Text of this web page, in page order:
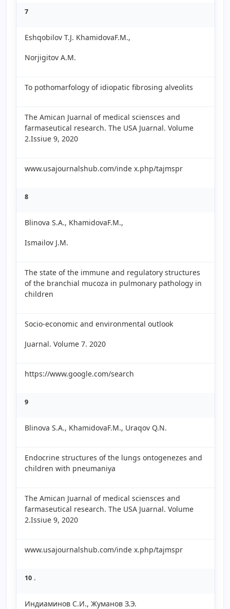
7
Eshqobilov T.J. KhamidovaF.M.,
Norjigitov A.M.
To pothomarfology of idiopatic fibrosing alveolits
The Amican Juarnal of medical sciensces and
farmaseutical research. The USA Juarnal. Volume
2.Issiue 9, 2020
www.usajournalshub.com/inde x.php/tajmspr
8
Blinova S.A., KhamidovaF.M.,
Ismailov J.M.
The state of the immune and regulatory structures
of the branchial mucoza in pulmonary pathology in
children
Socio-economic and environmental outlook
Juarnal. Volume 7. 2020
https://www.google.com/search
9
Blinova S.A., KhamidovaF.M., Uraqov Q.N.
Endocrine structures of the lungs ontogenezes and
children with pneumaniya
The Amican Juarnal of medical sciensces and
farmaseutical research. The USA Juarnal. Volume
2.Issiue 9, 2020
www.usajournalshub.com/inde x.php/tajmspr
10 .
Индиаминов С.И., Жуманов З.Э.